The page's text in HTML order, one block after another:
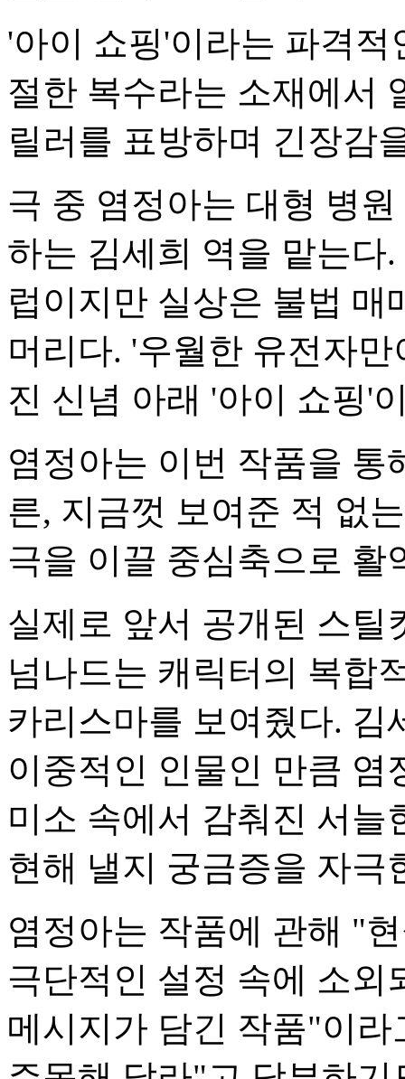
'아이 쇼핑'이라는 파격
절한 복수라는 소재에서
릴러를 표방하며 긴장감
극 중 염정아는 대형 병
하는 김세희 역을 맡는다
럽이지만 실상은 불법
머리다. '우월한 유전자
진 신념 아래 '아이 쇼핑'
염정아는 이번 작품을 통
른, 지금껏 보여준 적 없
극을 이끌 중심축으로 활
실제로 앞서 공개된 스틸
넘나드는 캐릭터의 복합
카리스마를 보여줬다. 김
이중적인 인물인 만큼
미소 속에서 감춰진 서늘
현해 낼지 궁금증을 자극
염정아는 작품에 관해 "
극단적인 설정 속에 소외
메시지가 담긴 작품"이